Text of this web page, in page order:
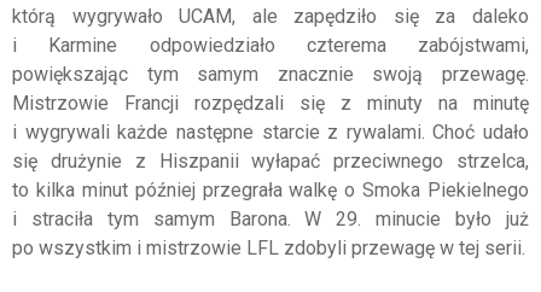
którą wygrywało UCAM, ale zapędziło się za daleko
i Karmine odpowiedziało czterema zabójstwami,
powiększając tym samym znacznie swoją przewagę.
Mistrzowie Francji rozpędzali się z minuty na minutę
i wygrywali każde następne starcie z rywalami. Choć udało
się drużynie z Hiszpanii wyłapać przeciwnego strzelca,
to kilka minut później przegrała walkę o Smoka Piekielnego
i straciła tym samym Barona. W 29. minucie było już
po wszystkim i mistrzowie LFL zdobyli przewagę w tej serii.